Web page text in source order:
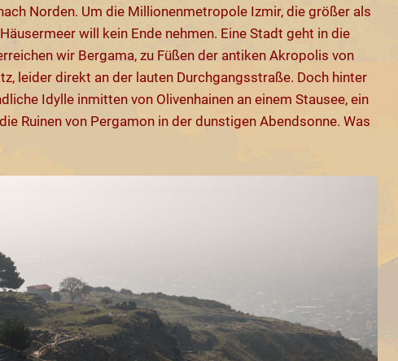
Norden. Um die Millionenmetropole Izmir, die größer als
will kein Ende nehmen. Eine Stadt geht in die
wir Bergama, zu Füßen der antiken Akropolis von
leider direkt an der lauten Durchgangsstraße. Doch hinter
Idylle inmitten von Olivenhainen an einem Stausee, ein
Ruinen von Pergamon in der dunstigen Abendsonne. Was